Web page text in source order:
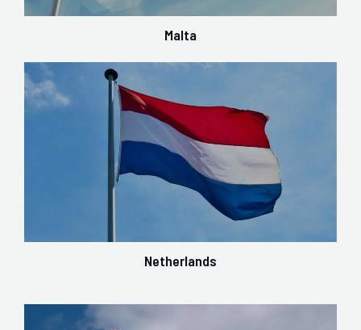
Malta
Netherlands